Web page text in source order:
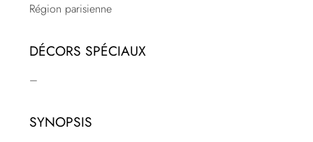
Région parisienne
DÉCORS SPÉCIAUX
–
SYNOPSIS